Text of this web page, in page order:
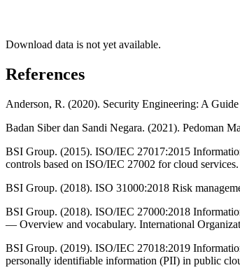
Download data is not yet available.
References
Anderson, R. (2020). Security Engineering: A
Badan Siber dan Sandi Negara. (2021). Pedoman
BSI Group. (2015). ISO/IEC 27017:2015
controls based on ISO/IEC 27002 for cloud
BSI Group. (2018). ISO 31000:2018 Risk
BSI Group. (2018). ISO/IEC 27000:2018
— Overview and vocabulary. International
BSI Group. (2019). ISO/IEC 27018:2019
personally identifiable information (PII) in public